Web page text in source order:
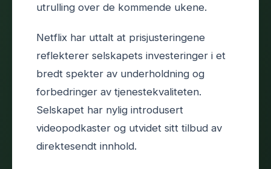
utrulling over de kommende ukene.
Netflix har uttalt at prisjusteringene
reflekterer selskapets investeringer i et
bredt spekter av underholdning og
forbedringer av tjenestekvaliteten.
Selskapet har nylig introdusert
videopodkaster og utvidet sitt tilbud av
direktesendt innhold.